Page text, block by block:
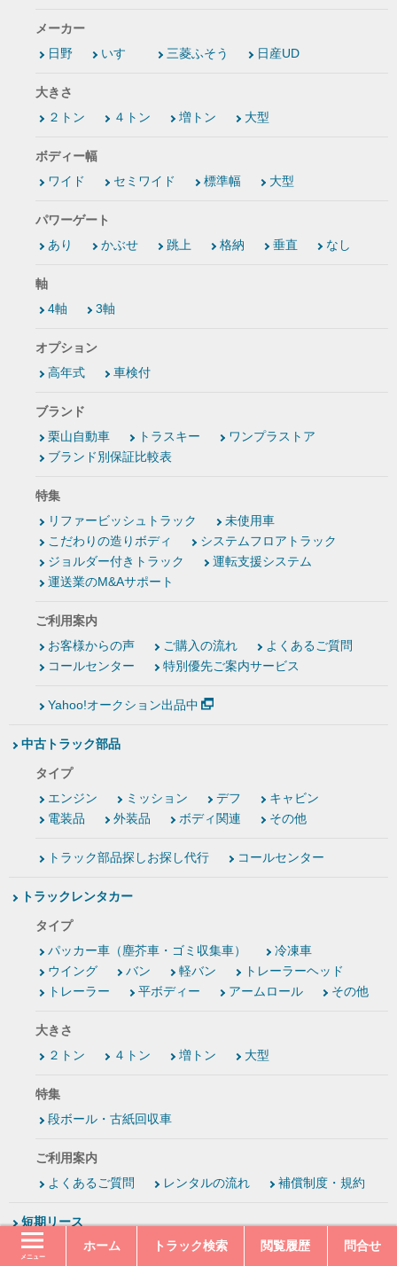
メニュー
ホーム トラック検索 閲覧履歴 問合せ
メーカー
日野
いすゞ 三菱ふそう 日産UD
大きさ
２トン
４トン 増トン 大型
ボディー幅
ワイド
セミワイド 標準幅 大型
パワーゲート
あり
かぶせ 跳上 格納 垂直 なし
軸
4軸
3軸
オプション
高年式
車検付
ブランド
栗山自動車
トラスキー
ワンプラストア
ブランド別保証比較表
特集
リファービッシュトラック
未使用車
こだわりの造りボディ
システムフロアトラック
ジョルダー付きトラック
運転支援システム
運送業のM&Aサポート
ご利用案内
お客様からの声
ご購入の流れ
よくあるご質問
コールセンター
特別優先ご案内サービス
Yahoo!オークション出品中
中古トラック部品
タイプ
エンジン
ミッション デフ
キャビン
電装品
外装品 ボディ関連 その他
トラック部品探しお探し代行 コールセンター
トラックレンタカー
タイプ
パッカー車（塵芥車・ゴミ収集車）
冷凍車
ウイング
バン 軽バン
トレーラーヘッド
トレーラー
平ボディー アームロール その他
大きさ
２トン
４トン 増トン 大型
特集
段ボール・古紙回収車
ご利用案内
よくあるご質問
レンタルの流れ 補償制度・規約
短期リース
ご利用案内